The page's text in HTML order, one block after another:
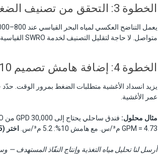
الخطوة 3: التحقق من تصنيف الضغط
متواصل. لا حاجة لتقليل التصنيف لخدمة SWRO القياسية.
الخطوة 4: إضافة هامش تصميم 10%
عمر الأغشية.
مثال محلول:
GPM = 4.73 م³/س. مع هامش 10%: 5.2 م³/س.
اختر APP 5.1 (180B3005)
أرسل لنا تحليل مياه التغذية وإنتاج النفّاذ المستهدف —